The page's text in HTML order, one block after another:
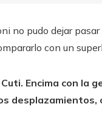
no pudo dejar
con un
Encima con la
desplazamientos,